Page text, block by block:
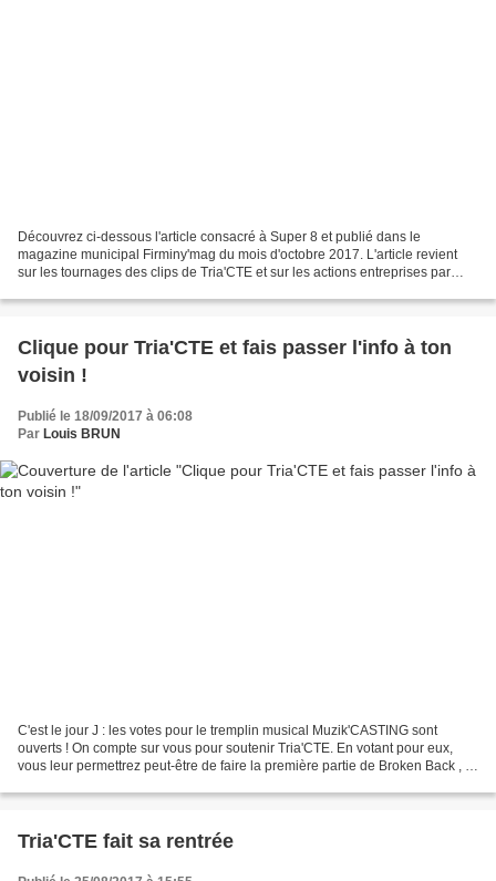
Découvrez ci-dessous l'article consacré à Super 8 et publié dans le
magazine municipal Firminy'mag du mois d'octobre 2017. L'article revient
sur les tournages des clips de Tria'CTE et sur les actions entreprises par
Clique pour Tria'CTE et fais passer l'info à ton
voisin !
Publié le 18/09/2017 à 06:08
Par Louis BRUN
C'est le jour J : les votes pour le tremplin musical Muzik'CASTING sont
ouverts ! On compte sur vous pour soutenir Tria'CTE. En votant pour eux,
vous leur permettrez peut-être de faire la première partie de Broken Back , la
Tria'CTE fait sa rentrée